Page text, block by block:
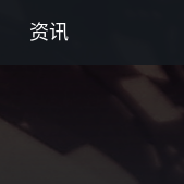
资讯